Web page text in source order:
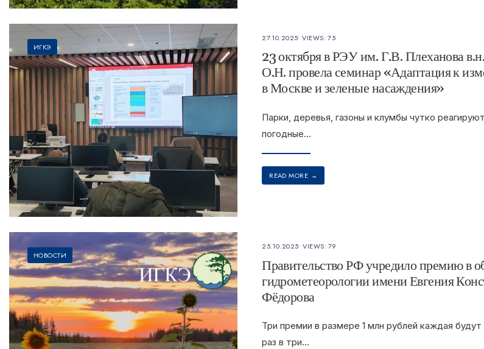
ИГКЭ
27.10.2025•VIEWS: 75
23 октября в РЭУ им. Г.В. Плеханова
О.Н. провела семинар «Адаптация к
в Москве и зеленые насаждения»
Парки, деревья, газоны и клумбы чутко
погодные...
READ MORE →
НОВОСТИ
25.10.2025•VIEWS: 79
Правительство РФ учредило премию в
гидрометеорологии имени Евгения
Фёдорова
Три премии в размере 1 млн рублей каждая
раз в три...